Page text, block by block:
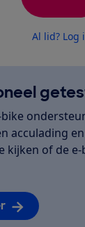
Al lid? Log
bike
acculading
kijken of de